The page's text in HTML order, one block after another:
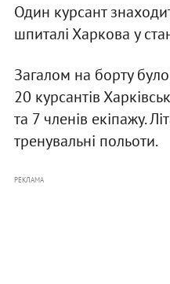
Один курсант
шпиталі Харкова у
Загалом на борту
20 курсантів
та 7 членів екіпажу.
тренувальні польоти.
РЕКЛАМА